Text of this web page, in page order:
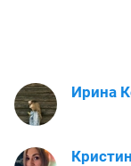
Ирина